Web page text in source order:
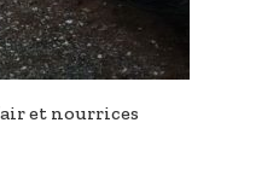
et nourrices